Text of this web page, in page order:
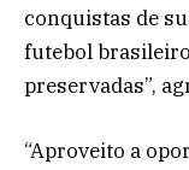
conquistas de
futebol
preservadas”,
“Aproveito a